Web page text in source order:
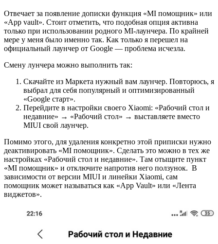
Отвечает за появление дописки функция «MI помощник» или
«App vault». Стоит отметить, что подобная опция активна
только при использовании родного MI-лаунчера. По крайней
мере у меня было именно так. Как только я перешел на
официальный лаунчер от Google — проблема исчезла.
Смену лунчера можно выполнить так:
Скачайте из Маркета нужный вам лаунчер. Повторюсь, я
выбрал для себя популярный и оптимизированный
«Google старт».
Перейдите в настройки своего Xiaomi: «Рабочий стол и
недавние» → «Рабочий стол» → выставляете вместо
MIUI свой лаунчер.
Помимо этого, для удаления конкретно этой приписки нужно
деактивировать «MI помощник». Сделать это можно в тех же
настройках «Рабочий стол и недавние». Там отыщите пункт
«MI помощник» и отключите напротив него ползунок. В
зависимости от версии MIUI и линейки Xiaomi, сам
помощник может называться как «App Vault» или «Лента
виджетов».